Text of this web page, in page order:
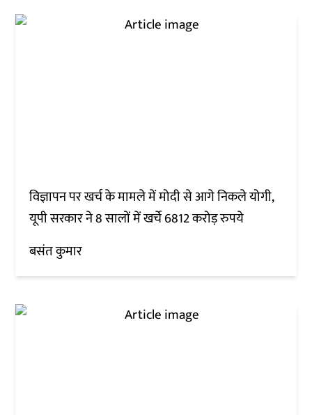
विज्ञापन पर खर्च के मामले में मोदी से आगे निकले योगी,
यूपी सरकार ने 8 सालों में खर्चे 6812 करोड़ रुपये
बसंत कुमार